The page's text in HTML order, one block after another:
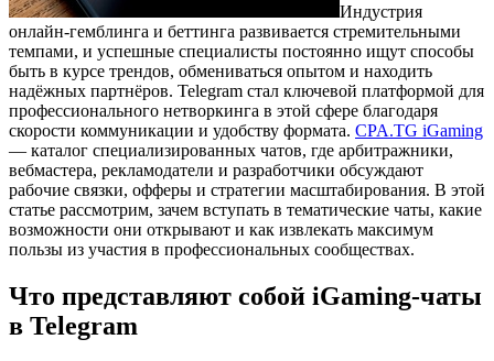
Индустрия
онлайн-гемблинга и беттинга развивается стремительными
темпами, и успешные специалисты постоянно ищут способы
быть в курсе трендов, обмениваться опытом и находить
надёжных партнёров. Telegram стал ключевой платформой для
профессионального нетворкинга в этой сфере благодаря
скорости коммуникации и удобству формата. CPA.TG iGaming
— каталог специализированных чатов, где арбитражники,
вебмастера, рекламодатели и разработчики обсуждают
рабочие связки, офферы и стратегии масштабирования. В этой
статье рассмотрим, зачем вступать в тематические чаты, какие
возможности они открывают и как извлекать максимум
пользы из участия в профессиональных сообществах.
Что представляют собой iGaming-чаты
в Telegram